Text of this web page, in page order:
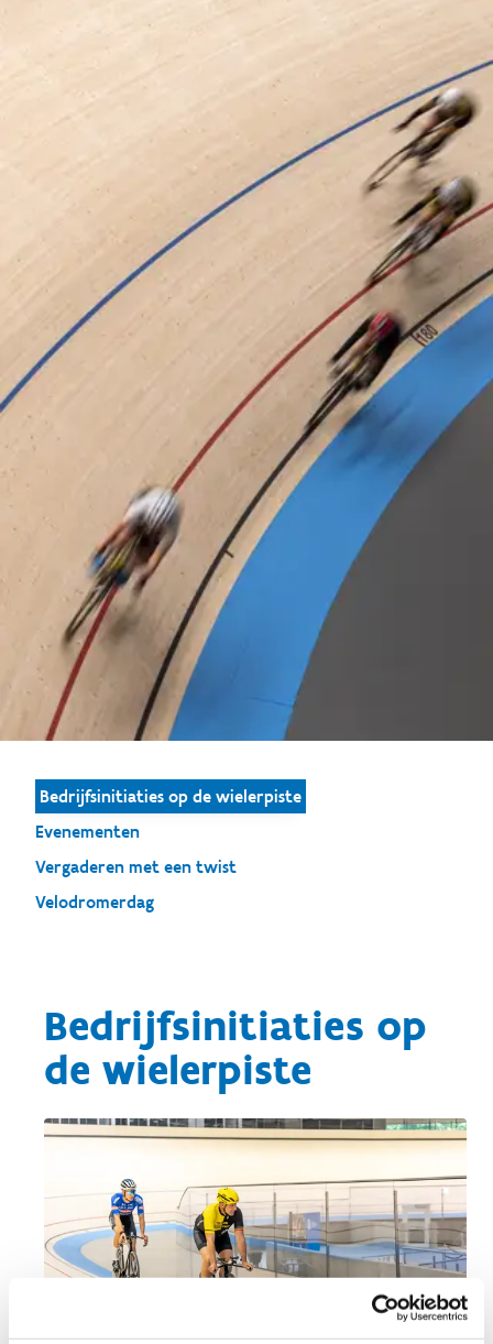
Bedrijfsinitiaties op de wielerpiste
Evenementen
Vergaderen met een twist
Velodromerdag
Bedrijfsinitiaties op
de wielerpiste